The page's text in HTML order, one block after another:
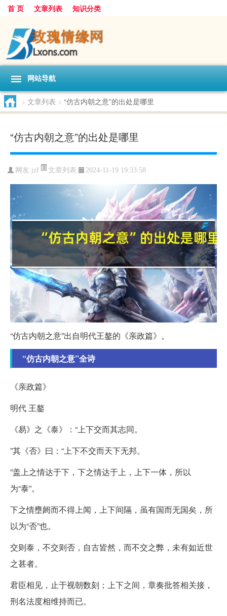
首 页 文章列表 知识分类
网站导航
> 文章列表 > “仿古内朝之意”的出处是哪里
“仿古内朝之意”的出处是哪里
网友:jzf 文章列表 2024-11-19 19:33:58
“仿古内朝之意”出自明代王鏊的《亲政篇》。
“仿古内朝之意”全诗
《亲政篇》
明代 王鏊
《易》之《泰》：“上下交而其志同。
”其《否》曰：“上下不交而天下无邦。
”盖上之情达于下，下之情达于上，上下一体，所以
为“泰”。
下之情壅阏而不得上闻，上下间隔，虽有国而无国矣，所
以为“否”也。
交则泰，不交则否，自古皆然，而不交之弊，未有如近世
之甚者。
君臣相见，止于视朝数刻；上下之间，章奏批答相关接，
刑名法度相维持而已。